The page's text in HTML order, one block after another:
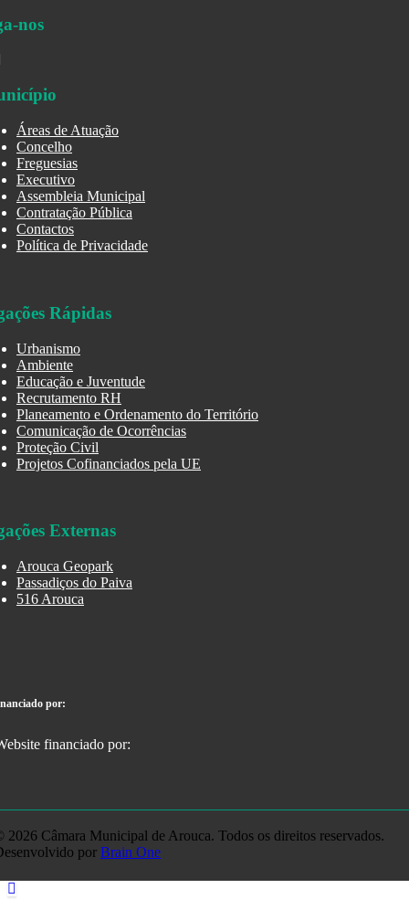
nos
Áreas de Atuação
Concelho
Freguesias
Executivo
Assembleia Municipal
Contratação Pública
Contactos
Política de Privacidade
Rápidas
Urbanismo
Ambiente
Educação e Juventude
Recrutamento RH
Planeamento e Ordenamento do Território
Comunicação de Ocorrências
Proteção Civil
Projetos Cofinanciados pela UE
Externas
Arouca Geopark
Passadiços do Paiva
516 Arouca
por:
2026 Câmara Municipal de Arouca. Todos os direitos reservados.
por Brain One